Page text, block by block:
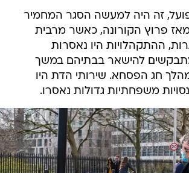
זה היה למעשה הסגר המחמיר
פרוץ הקורונה, כאשר מרבית
ההתקהלויות היו נאסרות
מתבקשים להישאר בבתיהם במשך
חג הפסחא. שירותי הדת היו
משפחתיות גדולות נאסרו.